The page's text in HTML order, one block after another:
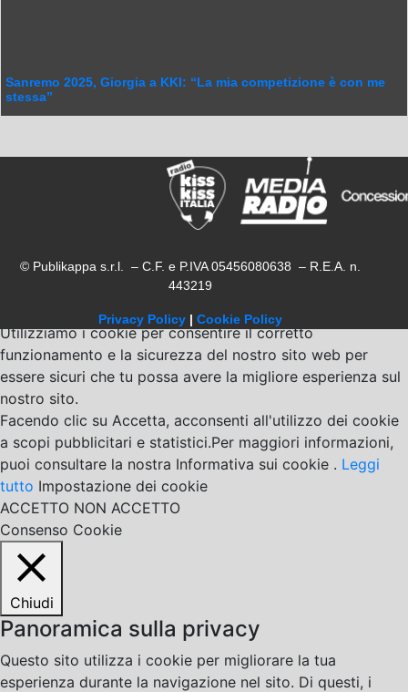
Sanremo 2025, Giorgia a KKI: “La mia competizione è con me
stessa”
© Publikappa s.r.l. – C.F. e P.IVA 05456080638 – R.E.A. n.
443219
Privacy Policy | Cookie Policy
Utilizziamo i cookie per consentire il corretto
funzionamento e la sicurezza del nostro sito web per
essere sicuri che tu possa avere la migliore esperienza sul
nostro sito.
Facendo clic su Accetta, acconsenti all'utilizzo dei cookie
a scopi pubblicitari e statistici.Per maggiori informazioni,
puoi consultare la nostra Informativa sui cookie . Leggi
tutto Impostazione dei cookie
ACCETTO NON ACCETTO
Consenso Cookie
Chiudi
Panoramica sulla privacy
Questo sito utilizza i cookie per migliorare la tua
esperienza durante la navigazione nel sito. Di questi, i